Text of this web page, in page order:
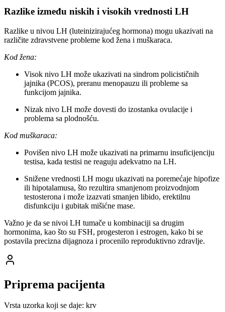
Razlike između niskih i visokih vrednosti LH
Razlike u nivou LH (luteinizirajućeg hormona) mogu ukazivati na
različite zdravstvene probleme kod žena i muškaraca.
Kod žena:
Visok nivo LH može ukazivati na sindrom policističnih
jajnika (PCOS), preranu menopauzu ili probleme sa
funkcijom jajnika.
Nizak nivo LH može dovesti do izostanka ovulacije i
problema sa plodnošću.
Kod muškaraca:
Povišen nivo LH može ukazivati na primarnu insuficijenciju
testisa, kada testisi ne reaguju adekvatno na LH.
Snižene vrednosti LH mogu ukazivati na poremećaje hipofize
ili hipotalamusa, što rezultira smanjenom proizvodnjom
testosterona i može izazvati smanjen libido, erektilnu
disfunkciju i gubitak mišićne mase.
Važno je da se nivoi LH tumače u kombinaciji sa drugim
hormonima, kao što su FSH, progesteron i estrogen, kako bi se
postavila precizna dijagnoza i procenilo reproduktivno zdravlje.
Priprema pacijenta
Vrsta uzorka koji se daje: krv